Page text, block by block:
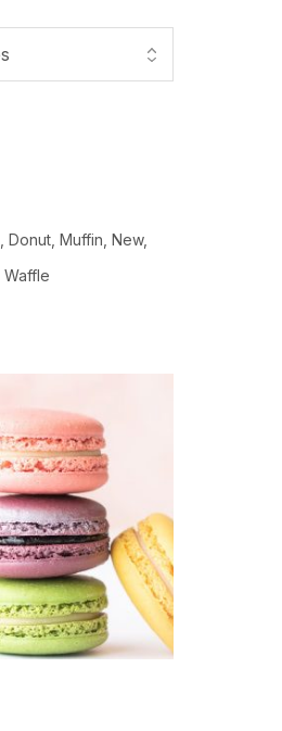
Donut Muffin New
Waffle